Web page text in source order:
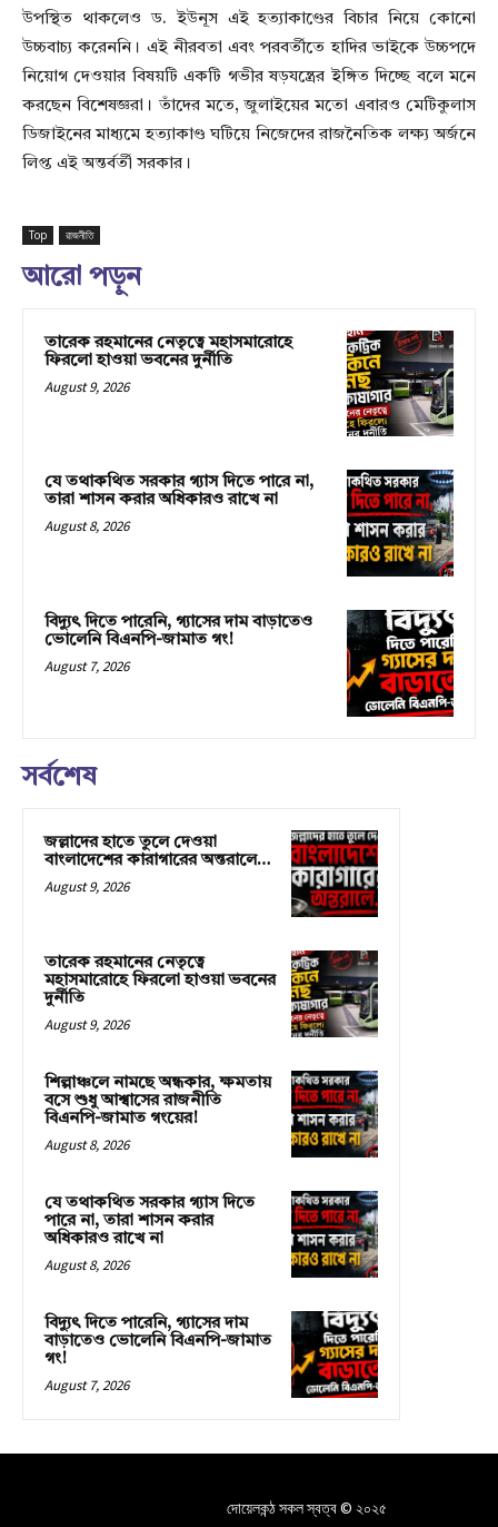
উপস্থিত থাকলেও ড. ইউনূস এই হত্যাকাণ্ডের বিচার নিয়ে কোনো
উচ্চবাচ্য করেননি। এই নীরবতা এবং পরবর্তীতে হাদির ভাইকে উচ্চপদে
নিয়োগ দেওয়ার বিষয়টি একটি গভীর ষড়যন্ত্রের ইঙ্গিত দিচ্ছে বলে মনে
করছেন বিশেষজ্ঞরা। তাঁদের মতে, জুলাইয়ের মতো এবারও মেটিকুলাস
ডিজাইনের মাধ্যমে হত্যাকাণ্ড ঘটিয়ে নিজেদের রাজনৈতিক লক্ষ্য অর্জনে
লিপ্ত এই অন্তর্বর্তী সরকার।
Top রাজনীতি
আরো পড়ুন
তারেক রহমানের নেতৃত্বে মহাসমারোহে
ফিরলো হাওয়া ভবনের দুর্নীতি
August 9, 2026
যে তথাকথিত সরকার গ্যাস দিতে পারে না,
তারা শাসন করার অধিকারও রাখে না
August 8, 2026
বিদ্যুৎ দিতে পারেনি, গ্যাসের দাম বাড়াতেও
ভোলেনি বিএনপি-জামাত গং!
August 7, 2026
সর্বশেষ
জল্লাদের হাতে তুলে দেওয়া
বাংলাদেশের কারাগারের অন্তরালে…
August 9, 2026
তারেক রহমানের নেতৃত্বে
মহাসমারোহে ফিরলো হাওয়া ভবনের
দুর্নীতি
August 9, 2026
শিল্পাঞ্চলে নামছে অন্ধকার, ক্ষমতায়
বসে শুধু আশ্বাসের রাজনীতি
বিএনপি-জামাত গংয়ের!
August 8, 2026
যে তথাকথিত সরকার গ্যাস দিতে
পারে না, তারা শাসন করার
অধিকারও রাখে না
August 8, 2026
বিদ্যুৎ দিতে পারেনি, গ্যাসের দাম
বাড়াতেও ভোলেনি বিএনপি-জামাত
গং!
August 7, 2026
দোয়েলকন্ঠ সকল স্বত্ব © ২০২৫